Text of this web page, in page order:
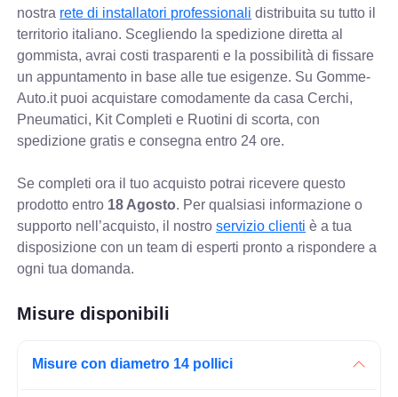
nostra rete di installatori professionali distribuita su tutto il
territorio italiano. Scegliendo la spedizione diretta al
gommista, avrai costi trasparenti e la possibilità di fissare
un appuntamento in base alle tue esigenze. Su Gomme-
Auto.it puoi acquistare comodamente da casa Cerchi,
Pneumatici, Kit Completi e Ruotini di scorta, con
spedizione gratis e consegna entro 24 ore.
Se completi ora il tuo acquisto potrai ricevere questo
prodotto entro 18 Agosto. Per qualsiasi informazione o
supporto nell’acquisto, il nostroservizio clienti è a tua
disposizione con un team di esperti pronto a rispondere a
ogni tua domanda.
Misure disponibili
Misure con diametro 14 pollici